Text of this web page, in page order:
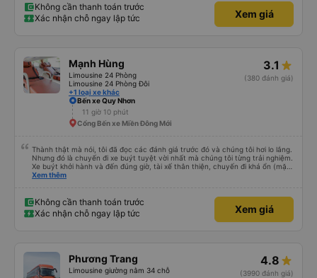
thì chắc chắn quy công ty là nhà xe được yêu thích và lựa chọn số 1 quy
nhơn. rất cảm ơn quý anh chị em cty cũng như chị Thảo đã lắng nghe và
tiếp nhận. " khách hàng thân thiết nhiều năm của nhà xe từ thời sinh viên"
Không cần thanh toán trước
Xác nhận chỗ ngay lập tức
Xem giá
Mạnh Hùng
Limousine 24 Phòng
Limousine 24 Phòng Đôi
+1 loại xe khác
3.1
(380 đánh giá)
Bến xe Quy Nhơn
11 giờ 10 phút
Cổng Bến xe Miền Đông Mới
Thành thật mà nói, tôi đã đọc các đánh giá trước đó và chúng tôi hơi lo lắng.
Nhưng đó là chuyến đi xe buýt tuyệt vời nhất mà chúng tôi từng trải nghiệm.
Xe buýt khởi hành và đến đúng giờ, tài xế thân thiện, chuyến đi khá ổn (mặc
dù vẫn hơi xóc, nhưng đó là đặc trưng của Việt Nam ^^), và chỗ ngồi thoải
Xem thêm
Không cần thanh toán trước
Xác nhận chỗ ngay lập tức
Xem giá
Phương Trang
Limousine giường nằm 34 chỗ
4.8
(3990 đánh giá)